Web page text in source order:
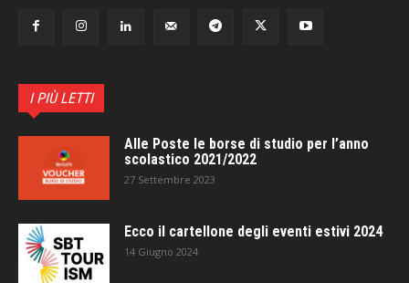
I PIÙ LETTI
Alle Poste le borse di studio per l’anno
scolastico 2021/2022
27 Settembre 2023
Ecco il cartellone degli eventi estivi 2024
14 Giugno 2024